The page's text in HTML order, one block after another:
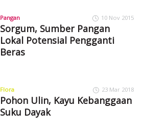
Pangan 10 Nov 2015
Sorgum, Sumber Pangan
Lokal Potensial Pengganti
Beras
Flora 23 Mar 2018
Pohon Ulin, Kayu Kebanggaan
Suku Dayak